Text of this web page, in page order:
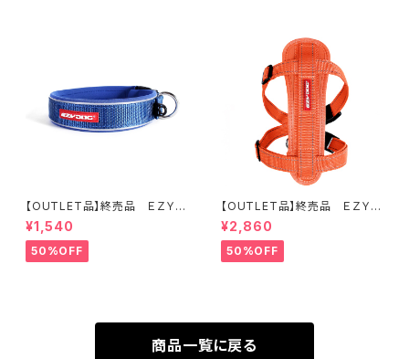
【OUTLET品】終売品 ＥＺＹＤ
ＯＧ ネオカラー XS ブルー
¥1,540
50%OFF
【OUTLET品】終売品 ＥＺＹＤ
¥2,860
50%OFF
商品一覧に戻る